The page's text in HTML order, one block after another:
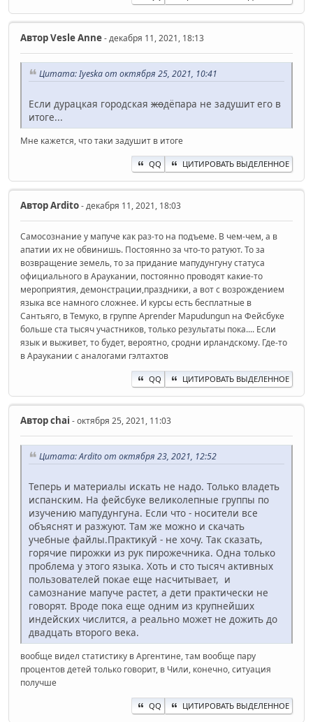
АвторVesle Anne- декабря 11, 2021, 18:13
Цитата: Iyeska от октября 25, 2021, 10:41
Если дурацкая городская жодёпара не задушит его в
итоге...
Мне кажется, что таки задушит в итоге
QQ ЦИТИРОВАТЬ ВЫДЕЛЕННОЕ
АвторArdito- декабря 11, 2021, 18:03
Самосознание у мапуче как раз-то на подъеме. В чем-чем, а в
апатии их не обвинишь. Постоянно за что-то ратуют. То за
возвращение земель, то за придание мапудунгуну статуса
официального в Араукании, постоянно проводят какие-то
мероприятия, демонстрации,праздники, а вот с возрождением
языка все намного сложнее. И курсы есть бесплатные в
Сантьяго, в Темуко, в группе Aprender Mapudungun на Фейсбуке
больше ста тысяч участников, только результаты пока.... Если
язык и выживет, то будет, вероятно, сродни ирландскому. Где-то
в Араукании с аналогами гэлтахтов
QQ ЦИТИРОВАТЬ ВЫДЕЛЕННОЕ
Авторchai - октября 25, 2021, 11:03
Цитата: Ardito от октября 23, 2021, 12:52
Теперь и материалы искать не надо. Только владеть
испанским. На фейсбуке великолепные группы по
изучению мапудунгуна. Если что - носители все
объяснят и разжуют. Там же можно и скачать
учебные файлы.Практикуй - не хочу. Так сказать,
горячие пирожки из рук пирожечника. Одна только
проблема у этого языка. Хоть и сто тысяч активных
пользователей покае еще насчитывает, и
самознание мапуче растет, а дети практически не
говорят. Вроде пока еще одним из крупнейших
индейских числится, а реально может не дожить до
двадцать второго века.
вообще видел статистику в Аргентине, там вообще пару
процентов детей только говорит, в Чили, конечно, ситуация
получше
QQ ЦИТИРОВАТЬ ВЫДЕЛЕННОЕ